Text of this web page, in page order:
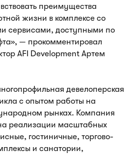
преимущества
жизни в комплексе со
сервисами, доступными по
— прокомментировал
AFI Development Артем
девелоперская
с опытом работы на
рынках. Компания
реализации масштабных
гостиничные, торгово-
и санатории,